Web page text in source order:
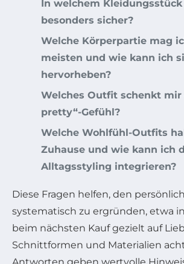
In welchem
besonders sicher?
Welche Körperpartie mag
meisten und wie kann ich
hervorheben?
Welches Outfit schenkt mir
pretty“-Gefühl?
Welche Wohlfühl-Outfits
Zuhause und wie kann ich
Alltagsstyling integrieren?
Diese Fragen helfen, den
systematisch zu ergründen, etwa
beim nächsten Kauf gezielt auf
Schnittformen und Materialien